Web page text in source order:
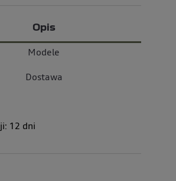
Opis
Modele
Dostawa
12 dni